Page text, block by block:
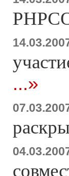
...»